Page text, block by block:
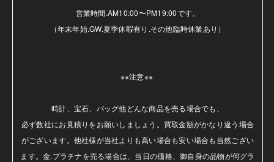
営業時間.AM10:00〜PM19:00です。
（年末年始.GW.夏季休暇有り.その他臨時休業あり）
※※注意※※
時計、宝石、バッグ他どんな商品を売る場合でも、
必ず数社にお見積りをお願いしましょう。買取金額がかなり違う場合
がございます。他社様が当社よりも高い場合も安い場合も当然ござい
ます。金.プラチナを売る場合は、当日の価格、御自身の品物が何グラ